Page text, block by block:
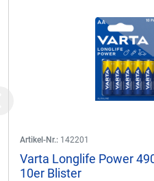
Artikel-Nr.: 142201
Varta Longlife Power
10er Blister